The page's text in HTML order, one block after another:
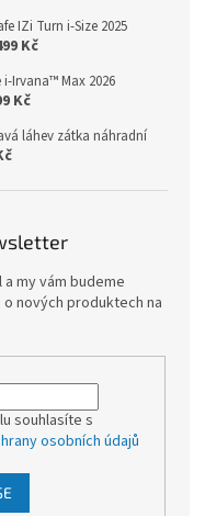
IZi Turn i-Size 2025
Kč
Irvana™ Max 2026
Kč
láhev zátka náhradní
my vám budeme
nových produktech na
souhlasíte s
osobních údajů